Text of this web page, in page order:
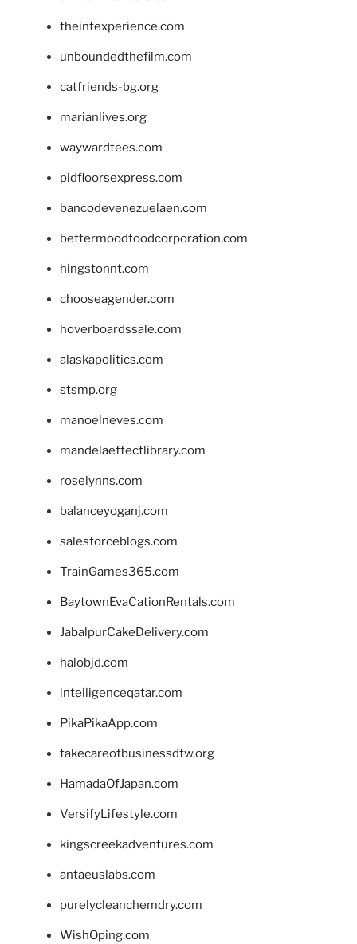
theintexperience.com
unboundedthefilm.com
catfriends-bg.org
marianlives.org
waywardtees.com
pidfloorsexpress.com
bancodevenezuelaen.com
bettermoodfoodcorporation.com
hingstonnt.com
chooseagender.com
hoverboardssale.com
alaskapolitics.com
stsmp.org
manoelneves.com
mandelaeffectlibrary.com
roselynns.com
balanceyoganj.com
salesforceblogs.com
TrainGames365.com
BaytownEvaCationRentals.com
JabalpurCakeDelivery.com
halobjd.com
intelligenceqatar.com
PikaPikaApp.com
takecareofbusinessdfw.org
HamadaOfJapan.com
VersifyLifestyle.com
kingscreekadventures.com
antaeuslabs.com
purelycleanchemdry.com
WishOping.com